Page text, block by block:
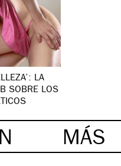
LA
SOBRE LOS
MÁS